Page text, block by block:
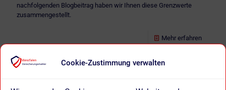
Cookie-Zustimmung verwalten
nachfolgenden Blogbeitrag haben wir Ihnen diese Grenzwerte
zusammengestellt.
Mehr erfahren
Kundenbewertungen und Erfahrungen zu